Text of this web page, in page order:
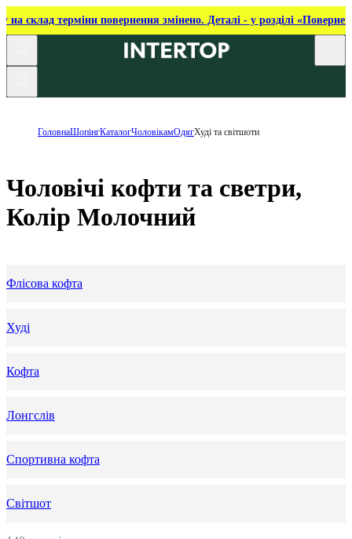
на склад терміни повернення змінено. Деталі - у розділі
ГоловнаШопінгКаталогЧоловікамОдягХуді та світшоти
Чоловічі кофти та светри,
Колір Молочний
Флісова кофта
Худі
Кофта
Лонгслів
Спортивна кофта
Світшот